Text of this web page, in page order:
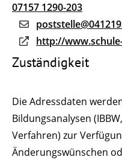
07157 1290-203
http://
Zuständigkeit
Die Adressdaten
Bildungsanalysen
Verfahren) zur
Änderungswünschen